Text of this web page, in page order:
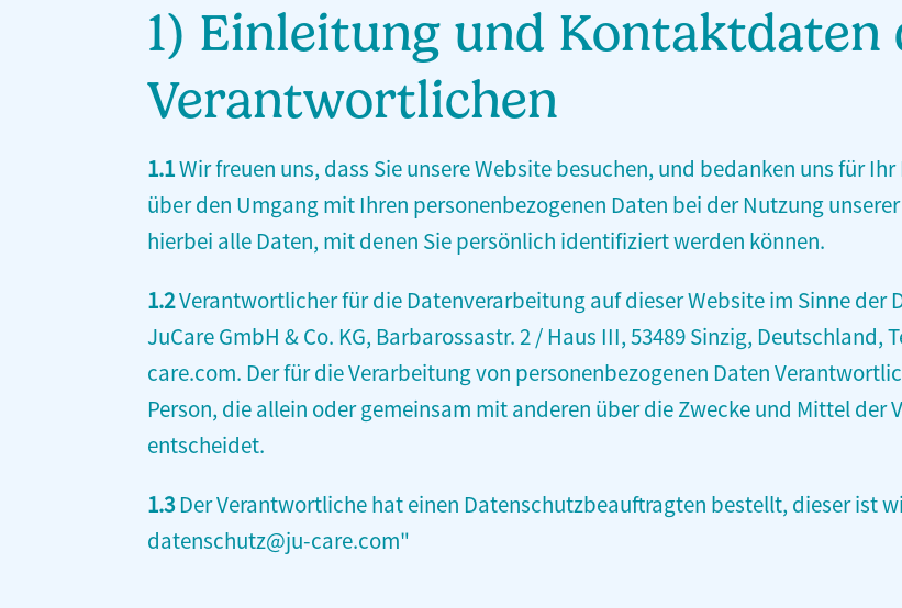
1) Einleitung und Kontaktdaten
Verantwortlichen
1.1Wir freuen uns, dass Sie unsere Website besuchen, und bedanken uns für
über den Umgang mit Ihren personenbezogenen Daten bei der Nutzung
hierbei alle Daten, mit denen Sie persönlich identifiziert werden können.
1.2Verantwortlicher für die Datenverarbeitung auf dieser Website im Sinne der
JuCare GmbH & Co. KG, Barbarossastr. 2 / Haus III, 53489 Sinzig, Deutschland,
care.com. Der für die Verarbeitung von personenbezogenen Daten
Person, die allein oder gemeinsam mit anderen über die Zwecke und Mittel der
entscheidet.
1.3Der Verantwortliche hat einen Datenschutzbeauftragten bestellt, dieser ist
datenschutz@ju-care.com"